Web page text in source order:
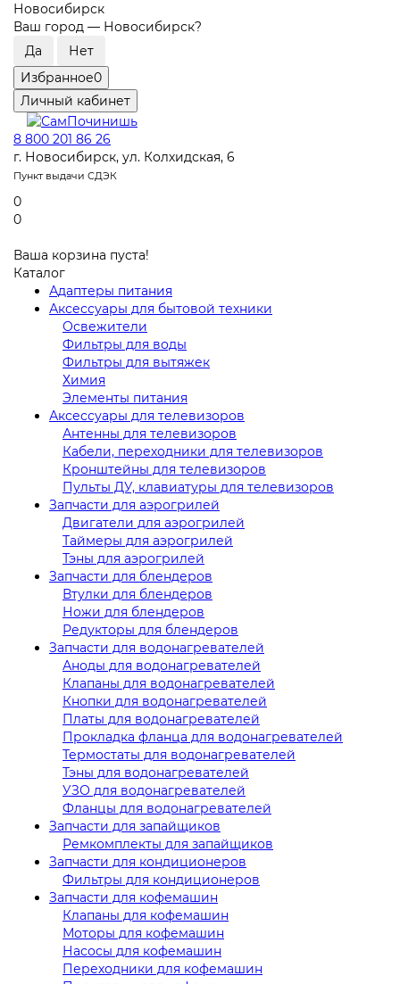
Новосибирск
Ваш город — Новосибирск?
Избранное0
Личный кабинет
8 800 201 86 26
г. Новосибирск, ул. Колхидская, 6
Пункт выдачи СДЭК
0
0
Ваша корзина пуста!
Каталог
Адаптеры питания
Аксессуары для бытовой техники
Освежители
Фильтры для воды
Фильтры для вытяжек
Химия
Элементы питания
Аксессуары для телевизоров
Антенны для телевизоров
Кабели, переходники для телевизоров
Кронштейны для телевизоров
Пульты ДУ, клавиатуры для телевизоров
Запчасти для аэрогрилей
Двигатели для аэрогрилей
Таймеры для аэрогрилей
Тэны для аэрогрилей
Запчасти для блендеров
Втулки для блендеров
Ножи для блендеров
Редукторы для блендеров
Запчасти для водонагревателей
Аноды для водонагревателей
Клапаны для водонагревателей
Кнопки для водонагревателей
Платы для водонагревателей
Прокладка фланца для водонагревателей
Термостаты для водонагревателей
Тэны для водонагревателей
УЗО для водонагревателей
Фланцы для водонагревателей
Запчасти для запайщиков
Ремкомплекты для запайщиков
Запчасти для кондиционеров
Фильтры для кондиционеров
Запчасти для кофемашин
Клапаны для кофемашин
Моторы для кофемашин
Насосы для кофемашин
Переходники для кофемашин